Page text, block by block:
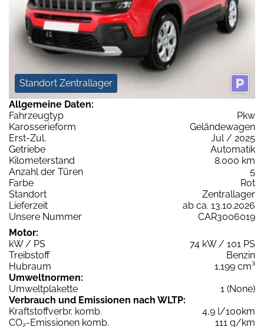
Standort Zentrallager
Allgemeine Daten:
Fahrzeugtyp
Pkw
Karosserieform
Geländewagen
Erst-Zul.
Jul / 2025
Getriebe
Automatik
Kilometerstand
8.000 km
Anzahl der Türen
5
Farbe
Rot
Standort
Zentrallager
Lieferzeit
ab ca. 13.10.2026
Unsere Nummer
CAR3006019
Motor:
kW / PS
74 kW / 101 PS
Treibstoff
Benzin
Hubraum
1.199 cm³
Umweltnormen:
Umweltplakette
1 (None)
Verbrauch und Emissionen nach WLTP:
Kraftstoffverbr. komb.
4,9 l/100km
CO2-Emissionen komb.
111 g/km